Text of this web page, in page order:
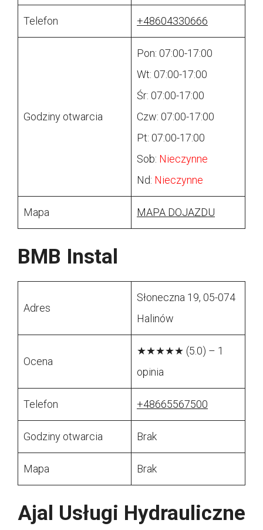
Telefon +48604330666
Godziny otwarcia
Pon: 07:00-17:00
Wt: 07:00-17:00
Śr: 07:00-17:00
Czw: 07:00-17:00
Pt: 07:00-17:00
Sob: Nieczynne
Nd: Nieczynne
Mapa MAPA DOJAZDU
BMB Instal
Adres
Słoneczna 19, 05-074
Halinów
Ocena
★★★★★ (5.0) – 1
opinia
Telefon +48665567500
Godziny otwarcia Brak
Mapa Brak
Ajal Usługi Hydrauliczne